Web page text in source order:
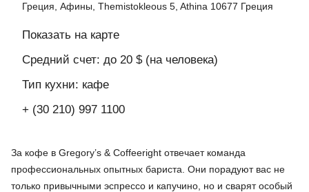
Греция, Афины, Themistokleous 5, Athina 10677 Греция
Показать на карте
Средний счет: до 20 $ (на человека)
Тип кухни: кафе
+ (30 210) 997 1100
За кофе в Gregory’s & Coffeeright отвечает команда
профессиональных опытных бариста. Они порадуют вас не
только привычными эспрессо и капучино, но и сварят особый